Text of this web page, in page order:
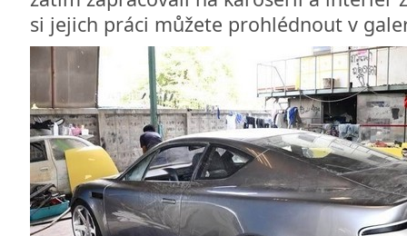
si jejich práci můžete prohlédnout v